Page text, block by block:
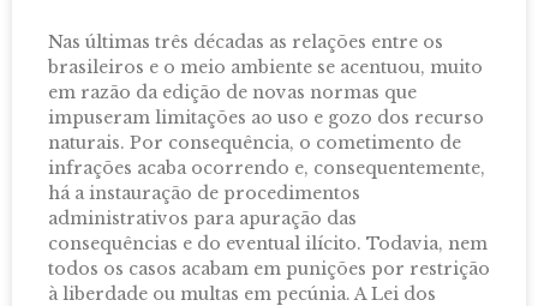
Nas últimas três décadas as relações entre os
brasileiros e o meio ambiente se acentuou, muito
em razão da edição de novas normas que
impuseram limitações ao uso e gozo dos recurso
naturais. Por consequência, o cometimento de
infrações acaba ocorrendo e, consequentemente,
há a instauração de procedimentos
administrativos para apuração das
consequências e do eventual ilícito. Todavia, nem
todos os casos acabam em punições por restrição
à liberdade ou multas em pecúnia. A Lei dos